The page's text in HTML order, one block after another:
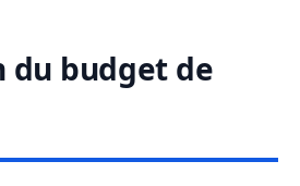
du budget de